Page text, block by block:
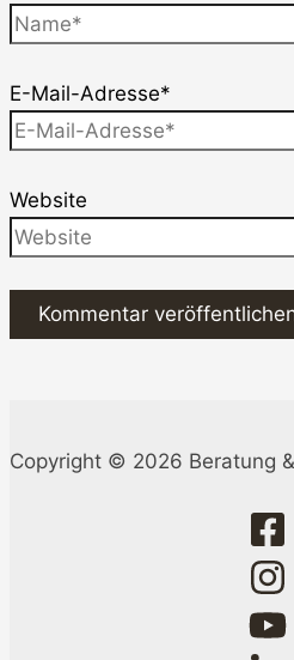
E-Mail-Adresse*
Website
Copyright © 2026 Beratung